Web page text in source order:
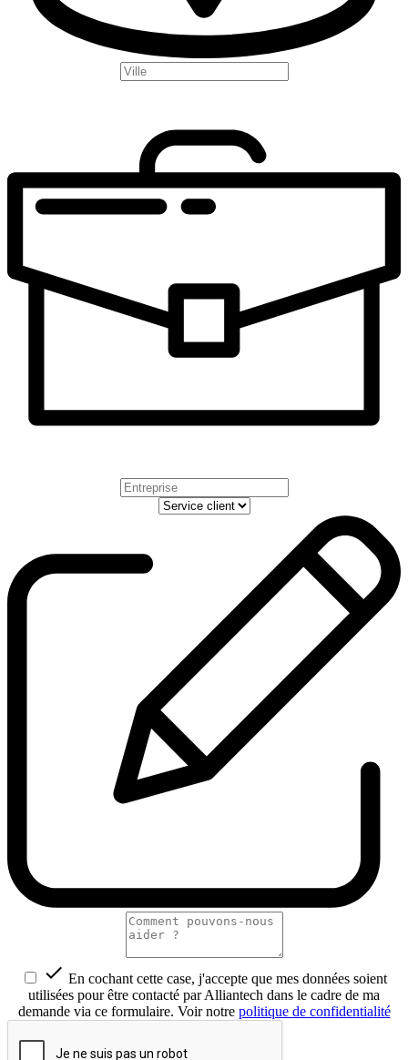
 En cochant cette case, j'accepte que mes données soient
utilisées pour être contacté par Alliantech dans le cadre de ma
demande via ce formulaire. Voir notre politique de confidentialité